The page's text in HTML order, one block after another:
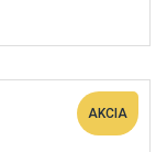
AKCIA